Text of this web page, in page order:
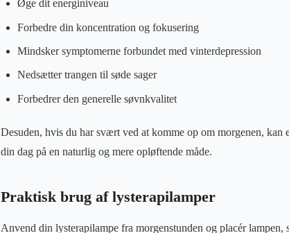
Øge dit energiniveau
Forbedre din koncentration og fokusering
Mindsker symptomerne forbundet med vinterdepression
Nedsætter trangen til søde sager
Forbedrer den generelle søvnkvalitet
Desuden, hvis du har svært ved at komme op om morgenen,
din dag på en naturlig og mere opløftende måde.
Praktisk brug af lysterapilamper
Anvend din lysterapilampe fra morgenstunden og placér